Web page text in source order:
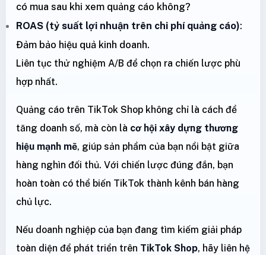
có mua sau khi xem quảng cáo không?
ROAS (tỷ suất lợi nhuận trên chi phí quảng cáo):
Đảm bảo hiệu quả kinh doanh.
Liên tục thử nghiệm A/B để chọn ra chiến lược phù
hợp nhất.
Quảng cáo trên TikTok Shop không chỉ là cách để
tăng doanh số, mà còn là cơ hội xây dựng thương
hiệu mạnh mẽ, giúp sản phẩm của bạn nổi bật giữa
hàng nghìn đối thủ. Với chiến lược đúng đắn, bạn
hoàn toàn có thể biến TikTok thành kênh bán hàng
chủ lực.
Nếu doanh nghiệp của bạn đang tìm kiếm giải pháp
toàn diện để phát triển trên TikTok Shop, hãy liên hệ